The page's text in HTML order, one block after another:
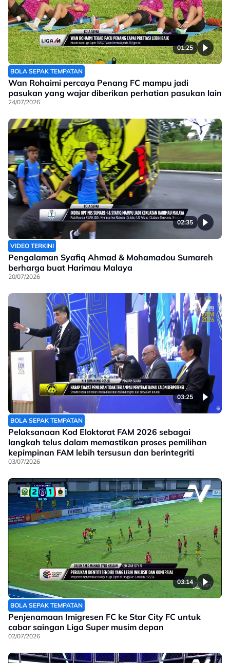
01:25
BOLA SEPAK TEMPATAN
Wan Rohaimi percaya Penang FC mampu jadi
pasukan yang wajar diberikan perhatian pasukan lain
24/07/2026
02:35
VIDEO TERKINI
Pengalaman Syafiq Ahmad & Mohamadou Sumareh
berharga buat Harimau Malaya
20/07/2026
03:25
BOLA SEPAK TEMPATAN
Pelaksanaan Kod Eloktorat FAM 2026 sebagai
langkah telus dalam memastikan proses pemilihan
kepimpinan FAM lebih tersusun dan berintegriti
03/07/2026
03:14
BOLA SEPAK TEMPATAN
Penjenamaan Imigresen FC ke Star City FC untuk
cabar saingan Liga Super musim depan
02/07/2026